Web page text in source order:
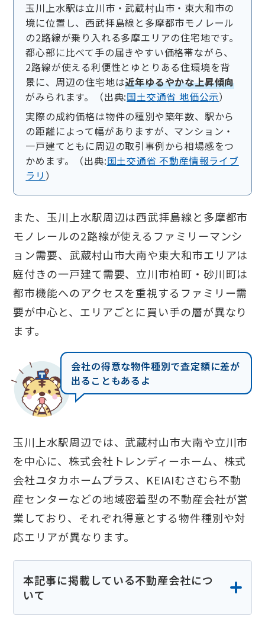
玉川上水駅は立川市・武蔵村山市・東大和市の
境に位置し、西武拝島線と多摩都市モノレール
の2路線が乗り入れる多摩エリアの住宅地です。
都心部に比べて手の届きやすい価格帯ながら、
2路線が使える利便性とゆとりある住環境を背
景に、周辺の住宅地は近年ゆるやかな上昇傾向
がみられます。（出典:国土交通省 地価公示）
実際の成約価格は物件の種別や築年数、駅から
の距離によって幅がありますが、マンション・
一戸建てともに周辺の取引事例から相場感をつ
かめます。（出典:国土交通省 不動産情報ライブ
ラリ ）
また、玉川上水駅周辺は西武拝島線と多摩都市
モノレールの2路線が使えるファミリーマンシ
ョン需要、武蔵村山市大南や東大和市エリアは
庭付きの一戸建て需要、立川市柏町・砂川町は
都市機能へのアクセスを重視するファミリー需
要が中心と、エリアごとに買い手の層が異なり
ます。
会社の得意な物件種別で査定額に差が
出ることもあるよ
玉川上水駅周辺では、武蔵村山市大南や立川市
を中心に、株式会社トレンディーホーム、株式
会社ユタカホームプラス、KEIAIむさむら不動
産センターなどの地域密着型の不動産会社が営
業しており、それぞれ得意とする物件種別や対
応エリアが異なります。
本記事に掲載している不動産会社につ
いて